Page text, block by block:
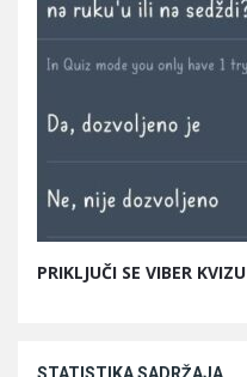
PRIKLJUČI SE VIBER KVIZU